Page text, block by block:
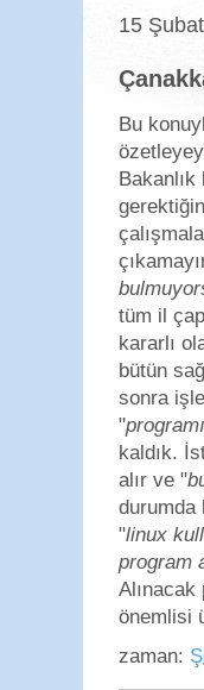
15
Bu
tüm il
kararlı
bütün
sonra
"
kaldık.
alır ve "
durumda
"linux
program
Alınacak
önemlisi
zaman: